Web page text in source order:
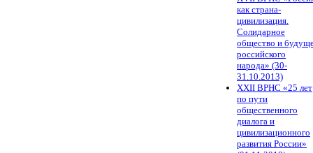
как страна-
цивилизация.
Солидарное
общество и
российского
народа» (30-
31.10.2013)
XXII ВРНС «25 лет
по пути
общественного
диалога и
цивилизационного
развития России»